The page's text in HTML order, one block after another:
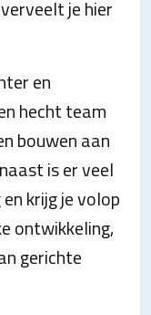
je hier
en
hecht team
bouwen aan
is er veel
krijg je volop
ontwikkeling,
gerichte